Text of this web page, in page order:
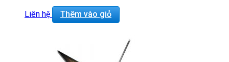
Liên hệ Thêm vào giỏ